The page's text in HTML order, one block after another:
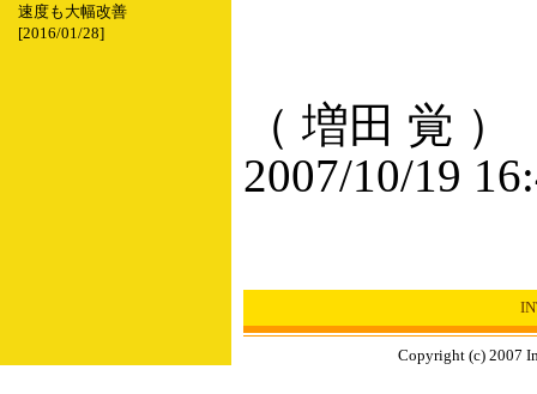
速度も大幅改善
[2016/01/28]
（ 増田 覚 ）
2007/10/19
Copyright (c) 2007